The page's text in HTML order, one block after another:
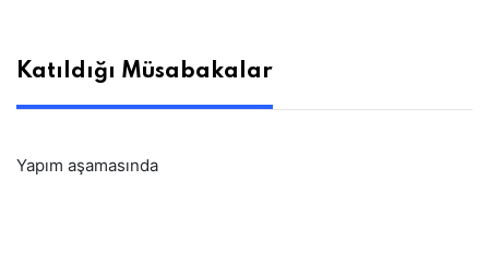
Katıldığı Müsabakalar
Yapım aşamasında